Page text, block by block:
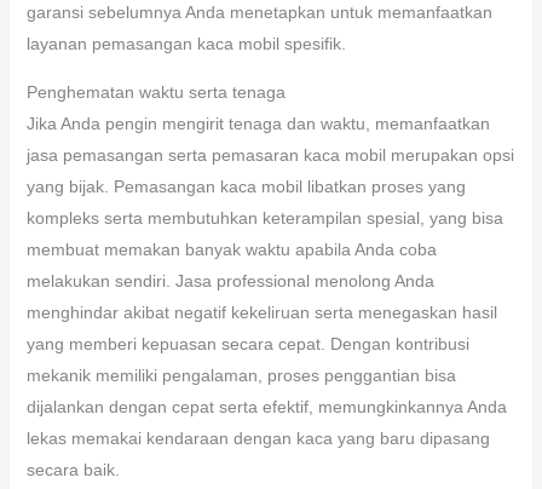
garansi sebelumnya Anda menetapkan untuk memanfaatkan
layanan pemasangan kaca mobil spesifik.
Penghematan waktu serta tenaga
Jika Anda pengin mengirit tenaga dan waktu, memanfaatkan
jasa pemasangan serta pemasaran kaca mobil merupakan opsi
yang bijak. Pemasangan kaca mobil libatkan proses yang
kompleks serta membutuhkan keterampilan spesial, yang bisa
membuat memakan banyak waktu apabila Anda coba
melakukan sendiri. Jasa professional menolong Anda
menghindar akibat negatif kekeliruan serta menegaskan hasil
yang memberi kepuasan secara cepat. Dengan kontribusi
mekanik memiliki pengalaman, proses penggantian bisa
dijalankan dengan cepat serta efektif, memungkinkannya Anda
lekas memakai kendaraan dengan kaca yang baru dipasang
secara baik.